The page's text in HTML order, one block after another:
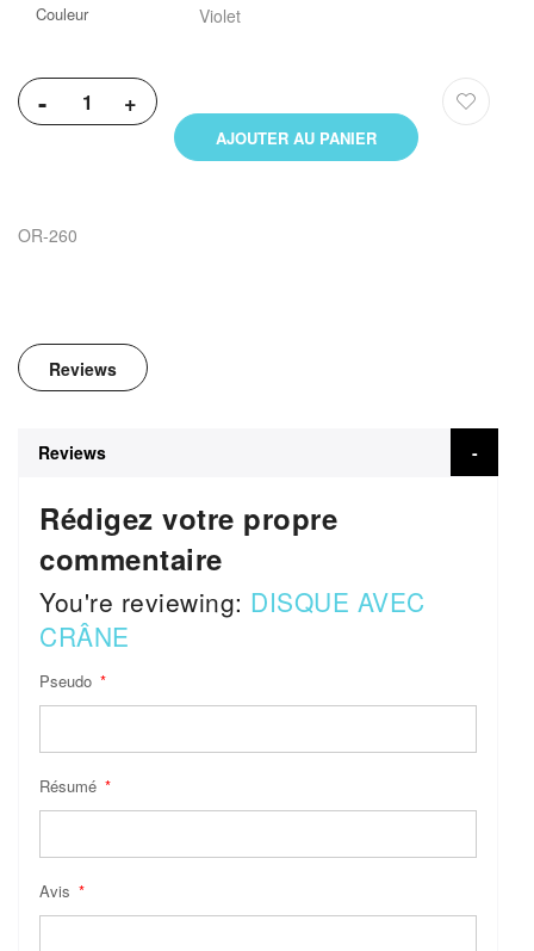
Couleur Violet
- +
AJOUTER AU PANIER
OR-260
Reviews
Reviews
Rédigez votre propre
commentaire
You're reviewing: DISQUE AVEC
CRÂNE
Pseudo
Résumé
Avis